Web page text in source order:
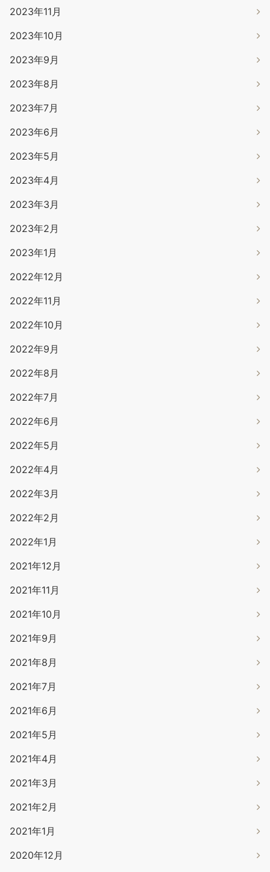
2023年11月
2023年10月
2023年9月
2023年8月
2023年7月
2023年6月
2023年5月
2023年4月
2023年3月
2023年2月
2023年1月
2022年12月
2022年11月
2022年10月
2022年9月
2022年8月
2022年7月
2022年6月
2022年5月
2022年4月
2022年3月
2022年2月
2022年1月
2021年12月
2021年11月
2021年10月
2021年9月
2021年8月
2021年7月
2021年6月
2021年5月
2021年4月
2021年3月
2021年2月
2021年1月
2020年12月